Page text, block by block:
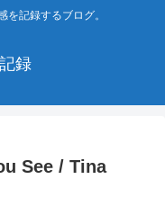
記録するブログ。
録
See / Tina